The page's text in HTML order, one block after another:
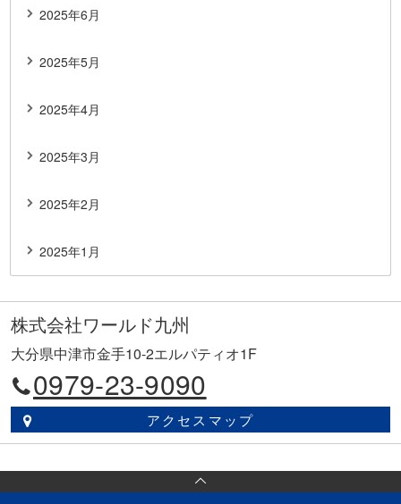
2025年6月
2025年5月
2025年4月
2025年3月
2025年2月
2025年1月
株式会社ワールド九州
大分県中津市金手10-2エルパティオ1F
0979-23-9090
アクセスマップ